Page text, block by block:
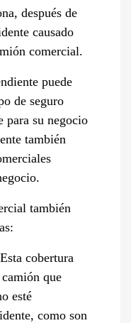
después de
causado
comercial.
puede
de seguro
para su negocio
también
también
Esta cobertura
que
esté
como son